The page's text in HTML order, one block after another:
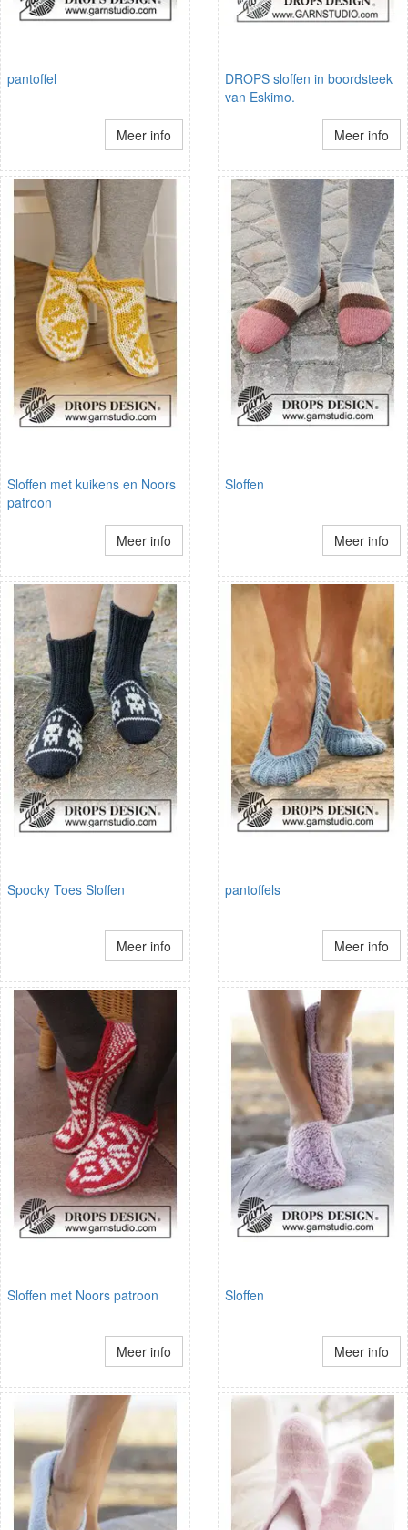
pantoffel
Meer info
DROPS sloffen in boordsteek
van Eskimo.
Meer info
Sloffen met kuikens en Noors
patroon
Meer info
Sloffen
Meer info
Spooky Toes Sloffen
Meer info
pantoffels
Meer info
Sloffen met Noors patroon
Meer info
Sloffen
Meer info